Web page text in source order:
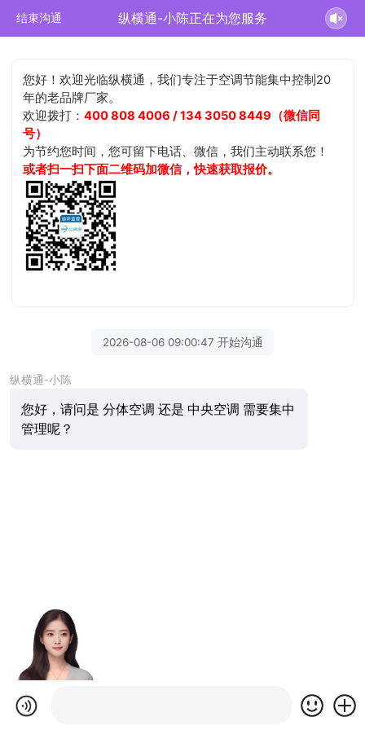
结束沟通 纵横通-小陈正在为您服务
您好！欢迎光临纵横通，我们专注于空调节能集中控制20
年的老品牌厂家。
欢迎拨打：400 808 4006 / 134 3050 8449（微信同
号）
为节约您时间，您可留下电话、微信，我们主动联系您！
或者扫一扫下面二维码加微信，快速获取报价。
2026-08-06 09:00:47 开始沟通
纵横通-小陈
您好，请问是 分体空调 还是 中央空调 需要集中
管理呢？